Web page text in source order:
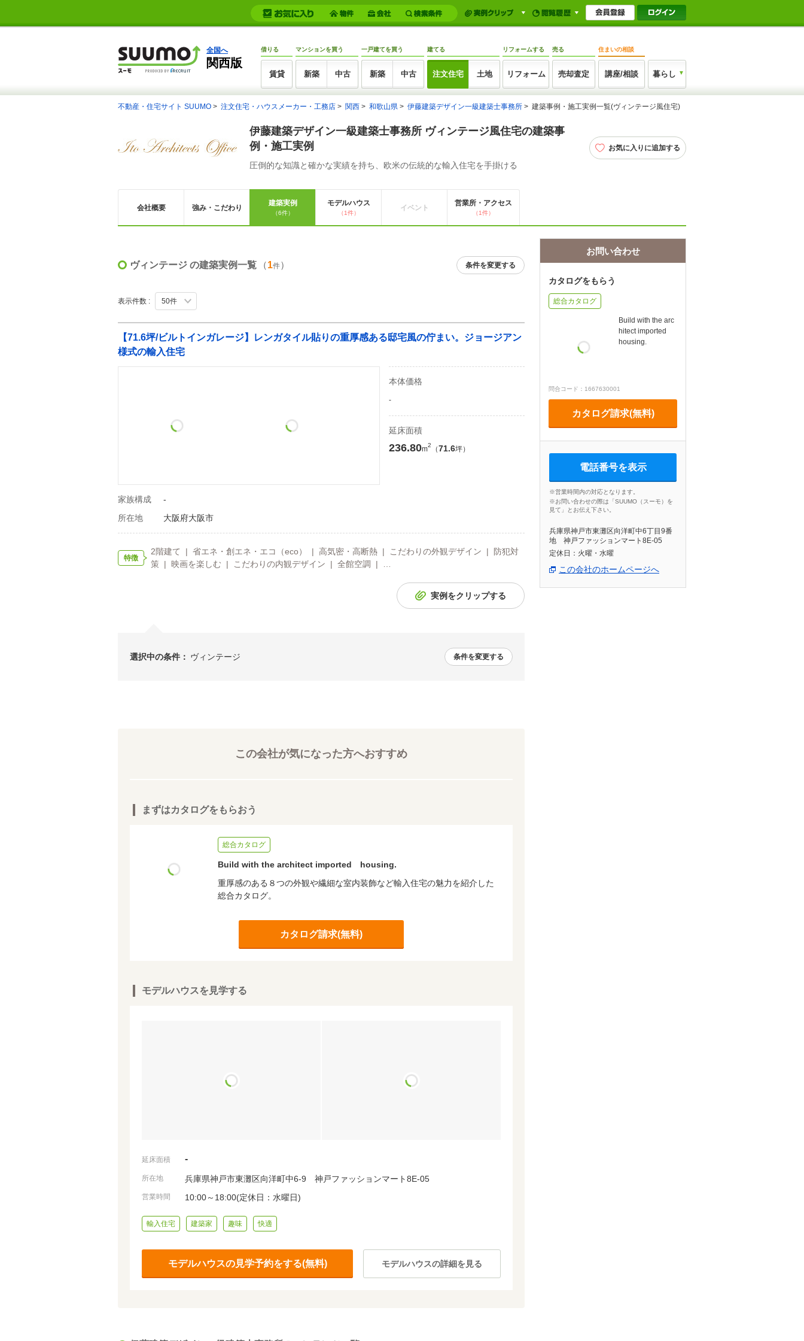
全国へ
関西版
借りる
賃貸
マンションを買う
新築 中古
一戸建てを買う
新築 中古
建てる
注文住宅 土地
リフォームする
リフォーム
売る
売却査定
住まいの相談
講座/相談 暮らし
不動産・住宅サイト SUUMO 注文住宅・ハウスメーカー・工務店 関西 和歌山県 伊藤建築デザイン一級建築士事務所 建築事例・施工実例一覧(ヴィンテージ風住宅)
伊藤建築デザイン一級建築士事務所 ヴィンテージ風住宅の建築事
例・施工実例
圧倒的な知識と確かな実績を持ち、欧米の伝統的な輸入住宅を手掛ける
お気に入りに追加する
会社概要 強み・こだわり
建築実例
（6件）
モデルハウス
（1件）
イベント
営業所・アクセス
（1件）
ヴィンテージ の建築実例一覧 （1件） 条件を変更する
表示件数 :
【71.6坪/ビルトインガレージ】レンガタイル貼りの重厚感ある邸宅風の佇まい。ジョージアン
様式の輸入住宅
本体価格
-
延床面積
236.80m2 （71.6坪）
家族構成
-
所在地
大阪府大阪市
特徴
2階建て | 省エネ・創エネ・エコ（eco） | 高気密・高断熱 | こだわりの外観デザイン | 防犯対
策 | 映画を楽しむ | こだわりの内観デザイン | 全館空調 | …
実例をクリップする
選択中の条件： ヴィンテージ 条件を変更する
この会社が気になった方へおすすめ
まずはカタログをもらおう
総合カタログ
Build with the architect imported housing.
重厚感のある８つの外観や繊細な室内装飾など輸入住宅の魅力を紹介した
総合カタログ。
カタログ請求(無料)
モデルハウスを見学する
延床面積 -
所在地 兵庫県神戸市東灘区向洋町中6-9 神戸ファッションマート8E-05
営業時間 10:00～18:00(定休日：水曜日)
輸入住宅 建築家 趣味 快適
モデルハウスの見学予約をする(無料) モデルハウスの詳細を見る
お問い合わせ
カタログをもらう
総合カタログ
Build with the arc
hitect imported
housing.
問合コード：1667630001
カタログ請求(無料)
電話番号を表示
※営業時間内の対応となります。
※お問い合わせの際は「SUUMO（スーモ）を
見て」とお伝え下さい。
兵庫県神戸市東灘区向洋町中6丁目9番
地 神戸ファッションマート8E-05
定休日：火曜・水曜
この会社のホームページへ